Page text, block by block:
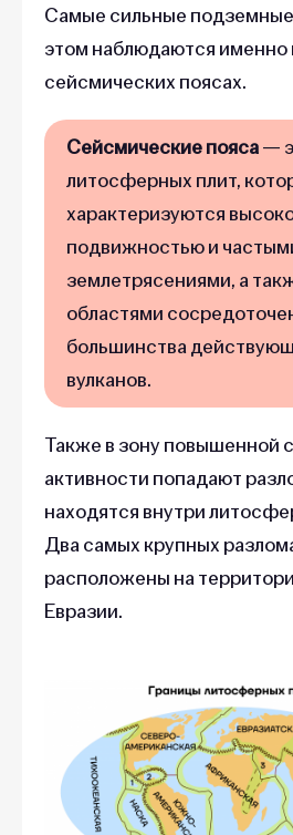
Самые сильные подземные
этом наблюдаются именно
сейсмических поясах.
Сейсмические пояса—
литосферных плит,
характеризуются
подвижностью и
землетрясениями, а
областями
большинства
вулканов.
Также в зону повышенной
активности попадают
находятся внутри
Два самых крупных
расположены на
Евразии.